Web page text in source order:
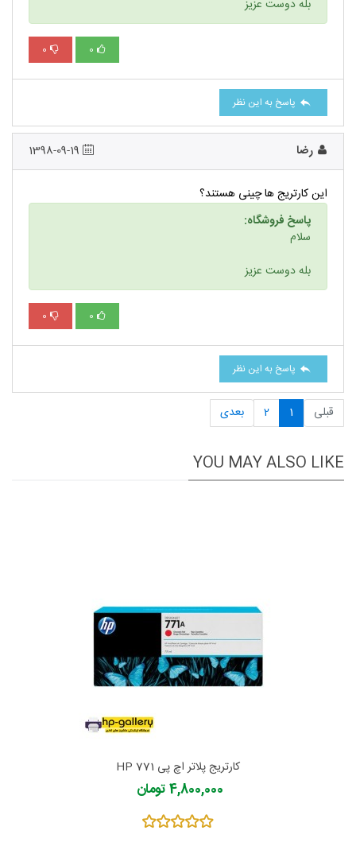
بله دوست عزیز
0
0
پاسخ به این نظر
رضا
این کارتریج ها چینی هستند؟
پاسخ فروشگاه:
سلام
بله دوست عزیز
0
0
پاسخ به این نظر
قبلی 1
2 بعدی
YOU MAY ALSO LIKE
کارتریج پلاتر اچ پی 771 HP
4,800,000 تومان